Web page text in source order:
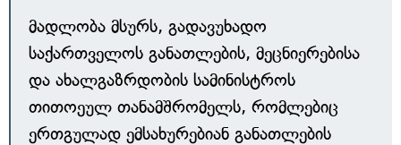
მადლობა მსურს, გადავუხადო
საქართველოს განათლების, მეცნიერებისა
და ახალგაზრდობის სამინისტროს
თითოეულ თანამშრომელს, რომლებიც
ერთგულად ემსახურებიან განათლების